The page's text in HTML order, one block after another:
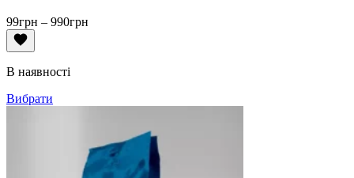
99грн – 990грн
В наявності
Вибрати